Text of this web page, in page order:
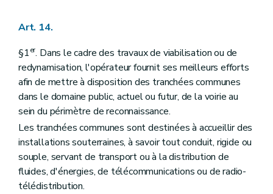
Art. 14.
§1er. Dans le cadre des travaux de viabilisation ou de
redynamisation, l'opérateur fournit ses meilleurs efforts
afin de mettre à disposition des tranchées communes
dans le domaine public, actuel ou futur, de la voirie au
sein du périmètre de reconnaissance.
Les tranchées communes sont destinées à accueillir des
installations souterraines, à savoir tout conduit, rigide ou
souple, servant de transport ou à la distribution de
fluides, d'énergies, de télécommunications ou de radio-
télédistribution.